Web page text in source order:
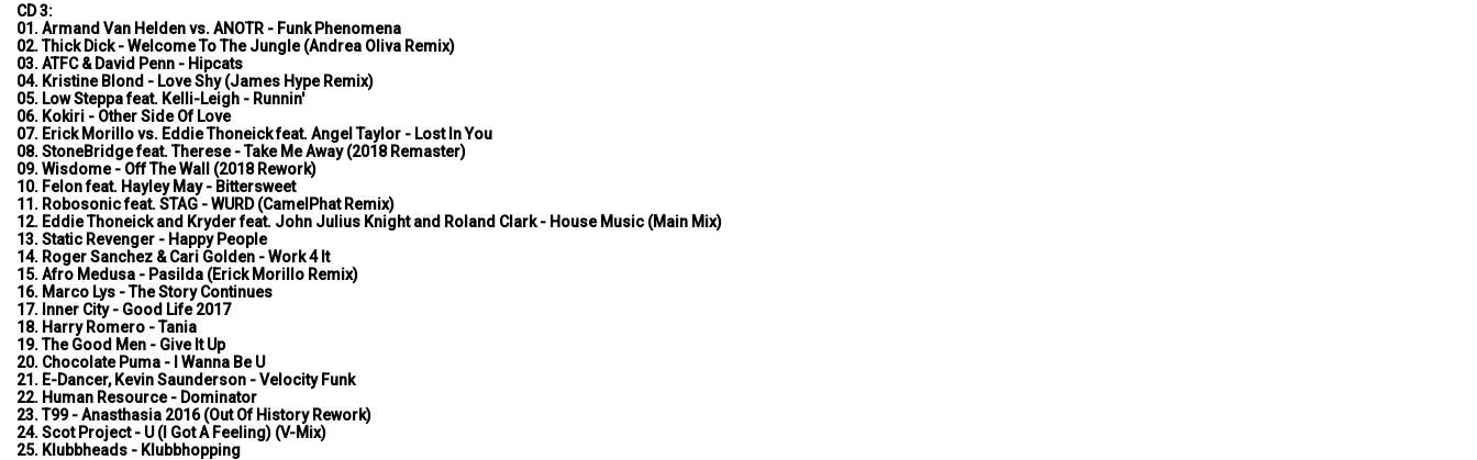
CD 3:
01. Armand Van Helden vs. ANOTR - Funk Phenomena
02. Thick Dick - Welcome To The Jungle (Andrea Oliva Remix)
03. ATFC & David Penn - Hipcats
04. Kristine Blond - Love Shy (James Hype Remix)
05. Low Steppa feat. Kelli-Leigh - Runnin'
06. Kokiri - Other Side Of Love
07. Erick Morillo vs. Eddie Thoneick feat. Angel Taylor - Lost In You
08. StoneBridge feat. Therese - Take Me Away (2018 Remaster)
09. Wisdome - Off The Wall (2018 Rework)
10. Felon feat. Hayley May - Bittersweet
11. Robosonic feat. STAG - WURD (CamelPhat Remix)
12. Eddie Thoneick and Kryder feat. John Julius Knight and Roland Clark - House Music (Main Mix)
13. Static Revenger - Happy People
14. Roger Sanchez & Cari Golden - Work 4 It
15. Afro Medusa - Pasilda (Erick Morillo Remix)
16. Marco Lys - The Story Continues
17. Inner City - Good Life 2017
18. Harry Romero - Tania
19. The Good Men - Give It Up
20. Chocolate Puma - I Wanna Be U
21. E-Dancer, Kevin Saunderson - Velocity Funk
22. Human Resource - Dominator
23. T99 - Anasthasia 2016 (Out Of History Rework)
24. Scot Project - U (I Got A Feeling) (V-Mix)
25. Klubbheads - Klubbhopping